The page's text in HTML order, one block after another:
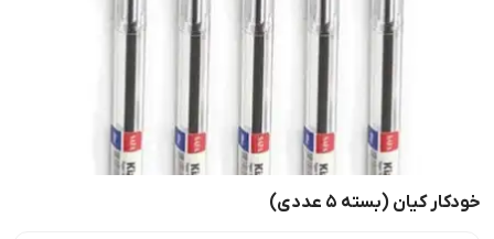
خودکار کیان (بسته 5 عددی)